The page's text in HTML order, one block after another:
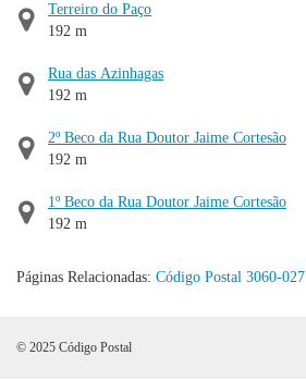
Terreiro do Paço
192 m
Rua das Azinhagas
192 m
2º Beco da Rua Doutor Jaime Cortesão
192 m
1º Beco da Rua Doutor Jaime Cortesão
192 m
Páginas Relacionadas: Código Postal 3060-027
© 2025 Código Postal